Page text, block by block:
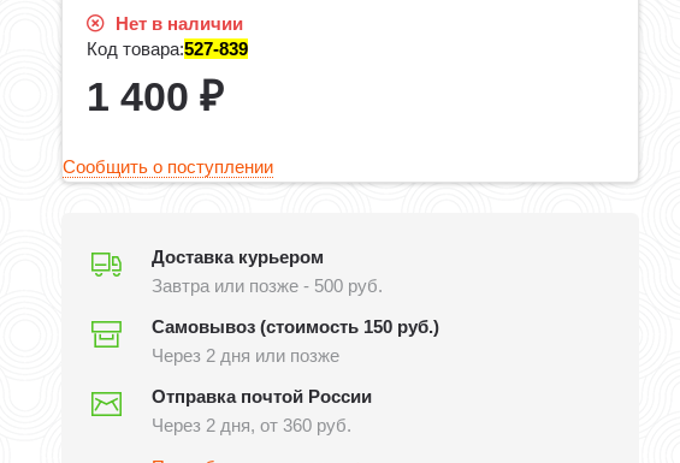
Нет в наличии
Код товара:527-839
1 400 ₽
Сообщить о поступлении
Доставка курьером
Завтра или позже - 500 руб.
Самовывоз (стоимость 150 руб.)
Через 2 дня или позже
Отправка почтой России
Через 2 дня, от 360 руб.